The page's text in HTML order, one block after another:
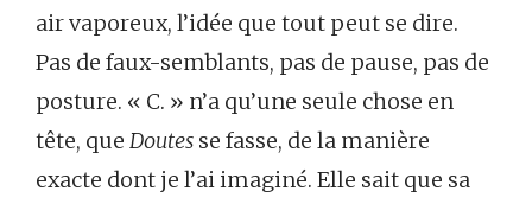
air vaporeux, l’idée que tout peut se dire.
Pas de faux-semblants, pas de pause, pas de
posture. « C. » n’a qu’une seule chose en
tête, que Doutes se fasse, de la manière
exacte dont je l’ai imaginé. Elle sait que sa